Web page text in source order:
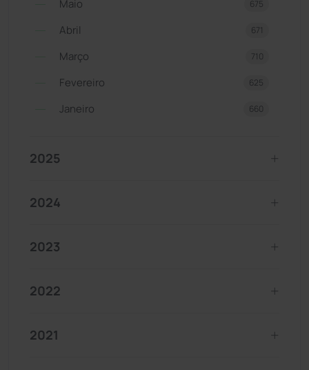
Maio 675
Abril 671
Março 710
Fevereiro 625
Janeiro 660
2025
2024
2023
2022
2021